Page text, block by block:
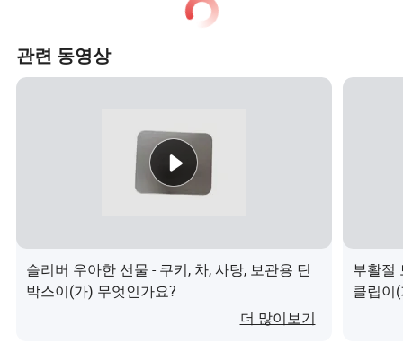
를 통해 만장일치의 인정을 받았습니다. 우리의 협력 공장
따라 설계하고 생산할 수 있습니다. O D M 및 O E M 주문이
환영합니다 천만에.
우리는 전 세계 친구들이 우리 회사를 방문하고 장기적인
상호 이익을 바탕으로 저희와 협력하기를 진심으로 환영합
니다. 저희는 여러분의 방문을 기대합니다. 고마워.
FAQ:
관련 동영상
슬리버 우아한 선물 - 쿠키, 차, 사탕, 보관용 틴
박스이(가) 무엇인가요?
더 많이보기
부활절
클립이